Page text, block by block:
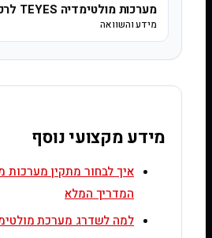
מערכות מולטימדיה TEYES לרכב
מידע והשוואה
מידע מקצועי נוסף
איך לבחור מתקין מערכות
המדריך המלא
למה לשדרג מערכת